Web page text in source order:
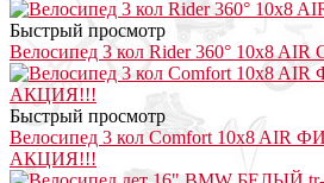
Быстрый просмотр
Велосипед 3 кол Rider 360° 10x8
Быстрый просмотр
Велосипед 3 кол Comfort 10x8 AIR
АКЦИЯ!!!